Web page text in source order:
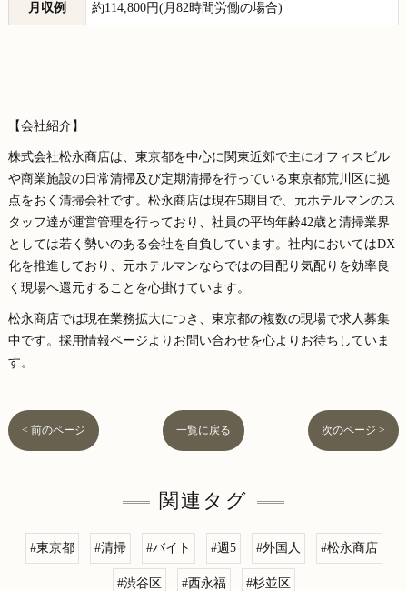
月収例 約114,800円(月82時間労働の場合)
【会社紹介】
株式会社松永商店は、東京都を中心に関東近郊で主にオフィスビル
や商業施設の日常清掃及び定期清掃を行っている東京都荒川区に拠
点をおく清掃会社です。松永商店は現在5期目で、元ホテルマンのス
タッフ達が運営管理を行っており、社員の平均年齢42歳と清掃業界
としては若く勢いのある会社を自負しています。社内においてはDX
化を推進しており、元ホテルマンならではの目配り気配りを効率良
く現場へ還元することを心掛けています。
松永商店では現在業務拡大につき、東京都の複数の現場で求人募集
中です。採用情報ページよりお問い合わせを心よりお待ちしていま
す。
< 前のページ 一覧に戻る 次のページ >
関連タグ
#東京都 #清掃 #バイト #週5 #外国人 #松永商店
#渋谷区 #西永福 #杉並区